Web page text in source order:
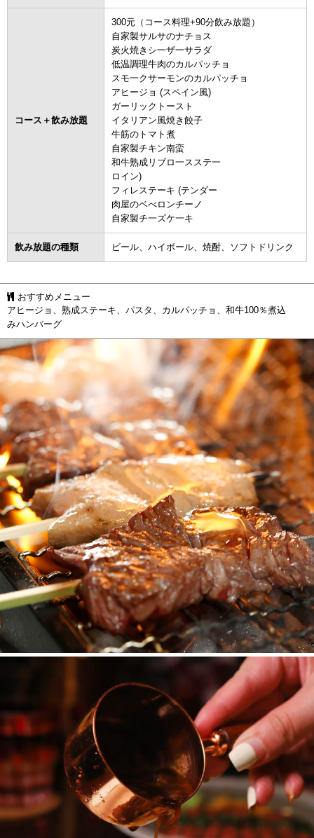
コース＋飲み放題
300元（コース料理+90分飲み放題）
自家製サルサのナチョス
炭火焼きシ一ザ一サラダ
低温調理牛肉のカルパッチョ
スモ一クサーモンのカルパッチョ
アヒージョ (スペイン風)
ガーリックトースト
イタリアン風焼き餃子
牛筋のトマト煮
自家製チキン南蛮
和牛熟成リブロ一スステ一
ロイン)
フィレステーキ (テンダー
肉屋のベべロンチーノ
自家製チ一ズケ一キ
飲み放題の種類 ビール、ハイボール、焼酎、ソフトドリンク
おすすめメニュー
アヒージョ、熟成ステーキ、パスタ、カルパッチョ、和牛100％煮込
みハンバーグ